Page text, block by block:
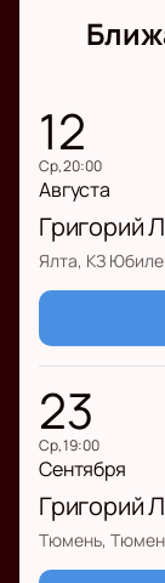
12
ср, 20:00
Августа
Григорий
Ялта, КЗ
23
ср, 19:00
Сентября
Григорий
Тюмень,